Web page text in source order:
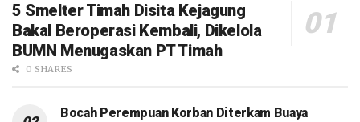
5 Smelter Timah Disita Kejagung
Bakal Beroperasi Kembali, Dikelola
BUMN Menugaskan PT Timah
0 SHARES
Bocah Perempuan Korban Diterkam Buaya